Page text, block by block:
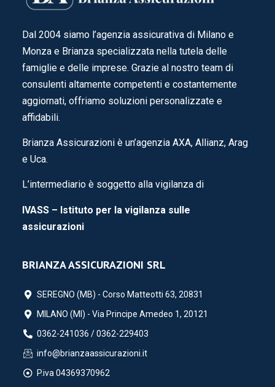
Dal 2004 siamo l’agenzia assicurativa di Milano e
Monza e Brianza specializzata nella tutela delle
famiglie e delle imprese. Grazie al nostro team di
consulenti altamente competenti e costantemente
aggiornati, offriamo soluzioni personalizzate e
affidabili.
Brianza Assicurazioni è un’agenzia AXA, Allianz, Arag
e Uca.
L’intermediario è soggetto alla vigilanza di
IVASS – Istituto per la vigilanza sulle
assicurazioni
BRIANZA ASSICURAZIONI SRL
SEREGNO (MB) - Corso Matteotti 63, 20831
MILANO (MI) - Via Principe Amedeo 1, 20121
0362-241036 / 0362-229403
info@brianzaassicurazioni.it
P.iva 04369370962